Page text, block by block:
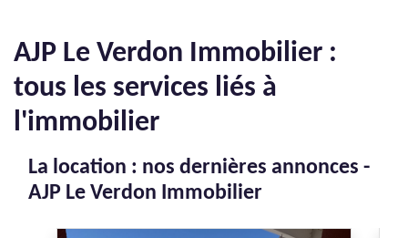
AJP Le Verdon Immobilier :
tous les services liés à
l'immobilier
La location : nos dernières annonces -
AJP Le Verdon Immobilier